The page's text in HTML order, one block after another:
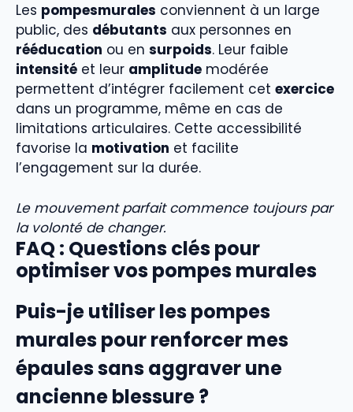
Les pompesmurales conviennent à un large
public, des débutants aux personnes en
rééducation ou en surpoids. Leur faible
intensité et leur amplitude modérée
permettent d’intégrer facilement cet exercice
dans un programme, même en cas de
limitations articulaires. Cette accessibilité
favorise la motivation et facilite
l’engagement sur la durée.
Le mouvement parfait commence toujours par
la volonté de changer.
FAQ : Questions clés pour
optimiser vos pompes murales
Puis-je utiliser les pompes
murales pour renforcer mes
épaules sans aggraver une
ancienne blessure ?